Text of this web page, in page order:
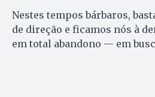
Nestes tempos bárbaros,
de direção e ficamos nós à
em total abandono — em